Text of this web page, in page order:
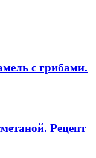
с грибами.
Рецепт